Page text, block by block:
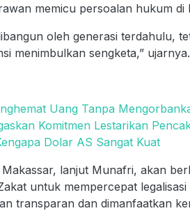
memicu persoalan hukum di
oleh generasi terdahulu,
menimbulkan sengketa,” ujarnya.
Uang Tanpa
Komitmen Lestarikan
Dolar AS Sangat Kuat
lanjut Munafri, akan
untuk mempercepat
transparan dan dimanfaatkan